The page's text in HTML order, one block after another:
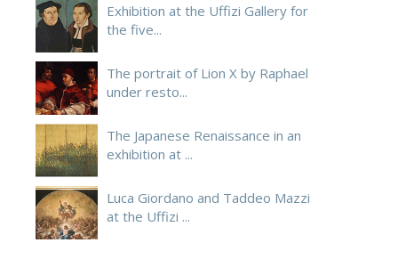
Exhibition at the Uffizi Gallery for
the five...
The portrait of Lion X by Raphael
under resto...
The Japanese Renaissance in an
exhibition at ...
Luca Giordano and Taddeo Mazzi
at the Uffizi ...